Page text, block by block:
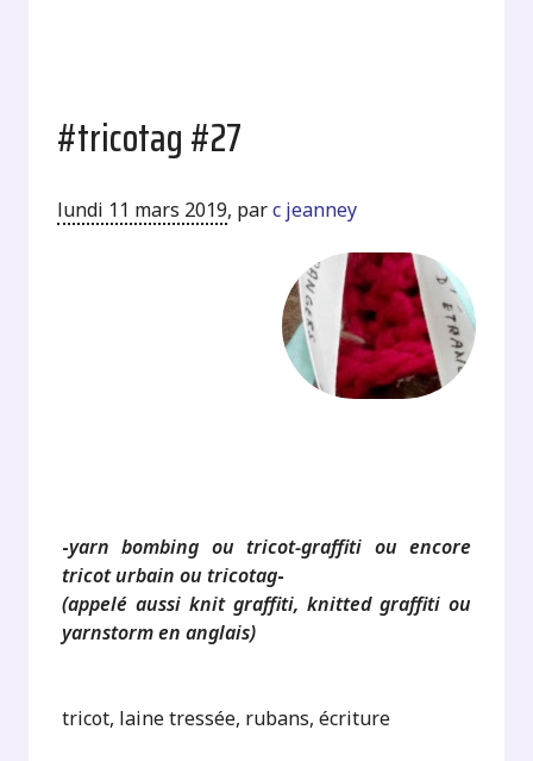
#tricotag #27
lundi 11 mars 2019, parc jeanney
-yarn bombing ou tricot-graffiti ou encore
tricot urbain ou tricotag-
(appelé aussi knit graffiti, knitted graffiti ou
yarnstorm en anglais)
tricot, laine tressée, rubans, écriture